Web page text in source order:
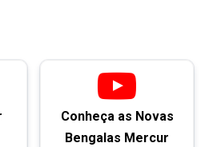
Conheça as Novas
Bengalas Mercur